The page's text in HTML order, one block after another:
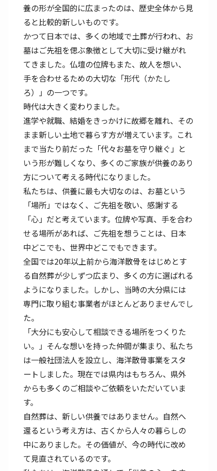
養の形が全国的に広まったのは、歴史全体から見
ると比較的新しいものです。
かつて日本では、多くの地域で土葬が行われ、お
墓はご先祖を偲ぶ象徴として大切に受け継がれ
てきました。仏壇の位牌もまた、故人を想い、
手を合わせるための大切な「形代（かたし
ろ）」の一つです。
時代は大きく変わりました。
進学や就職、結婚をきっかけに故郷を離れ、その
まま新しい土地で暮らす方が増えています。これ
まで当たり前だった「代々お墓を守り継ぐ」と
いう形が難しくなり、多くのご家族が供養のあり
方について考える時代になりました。
私たちは、供養に最も大切なのは、お墓という
「場所」ではなく、ご先祖を敬い、感謝する
「心」だと考えています。位牌や写真、手を合わ
せる場所があれば、ご先祖を想うことは、日本
中どこでも、世界中どこでもできます。
全国では20年以上前から海洋散骨をはじめとす
る自然葬が少しずつ広まり、多くの方に選ばれる
ようになりました。しかし、当時の大分県には
専門に取り組む事業者がほとんどありませんでし
た。
「大分にも安心して相談できる場所をつくりた
い。」そんな想いを持った仲間が集まり、私たち
は一般社団法人を設立し、海洋散骨事業をスタ
ートしました。現在では県内はもちろん、県外
からも多くのご相談やご依頼をいただいていま
す。
自然葬は、新しい供養ではありません。自然へ
還るという考え方は、古くから人々の暮らしの
中にありました。その価値が、今の時代に改め
て見直されているのです。